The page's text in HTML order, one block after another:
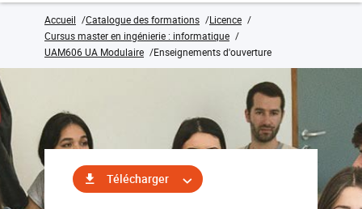
Accueil Catalogue des formations
Licence
Cursus master en ingénierie : informatique
UAM606 UA Modulaire
Enseignements d'ouverture
Télécharger